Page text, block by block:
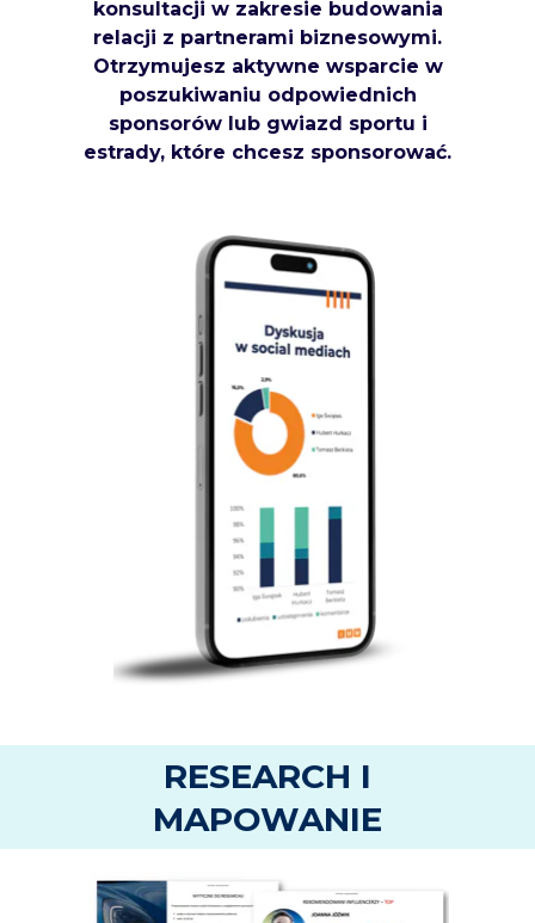
konsultacji w zakresie budowania
relacji z partnerami biznesowymi.
Otrzymujesz aktywne wsparcie w
poszukiwaniu odpowiednich
sponsorów lub gwiazd sportu i
estrady, które chcesz sponsorować.
RESEARCH I
MAPOWANIE